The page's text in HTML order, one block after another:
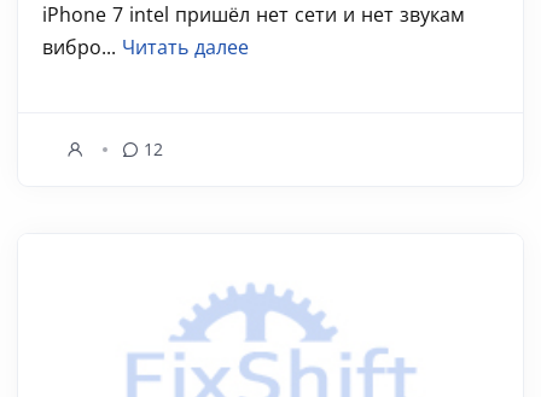
iPhone 7 intel пришёл нет сети и нет звукам
вибро... Читать далее
12